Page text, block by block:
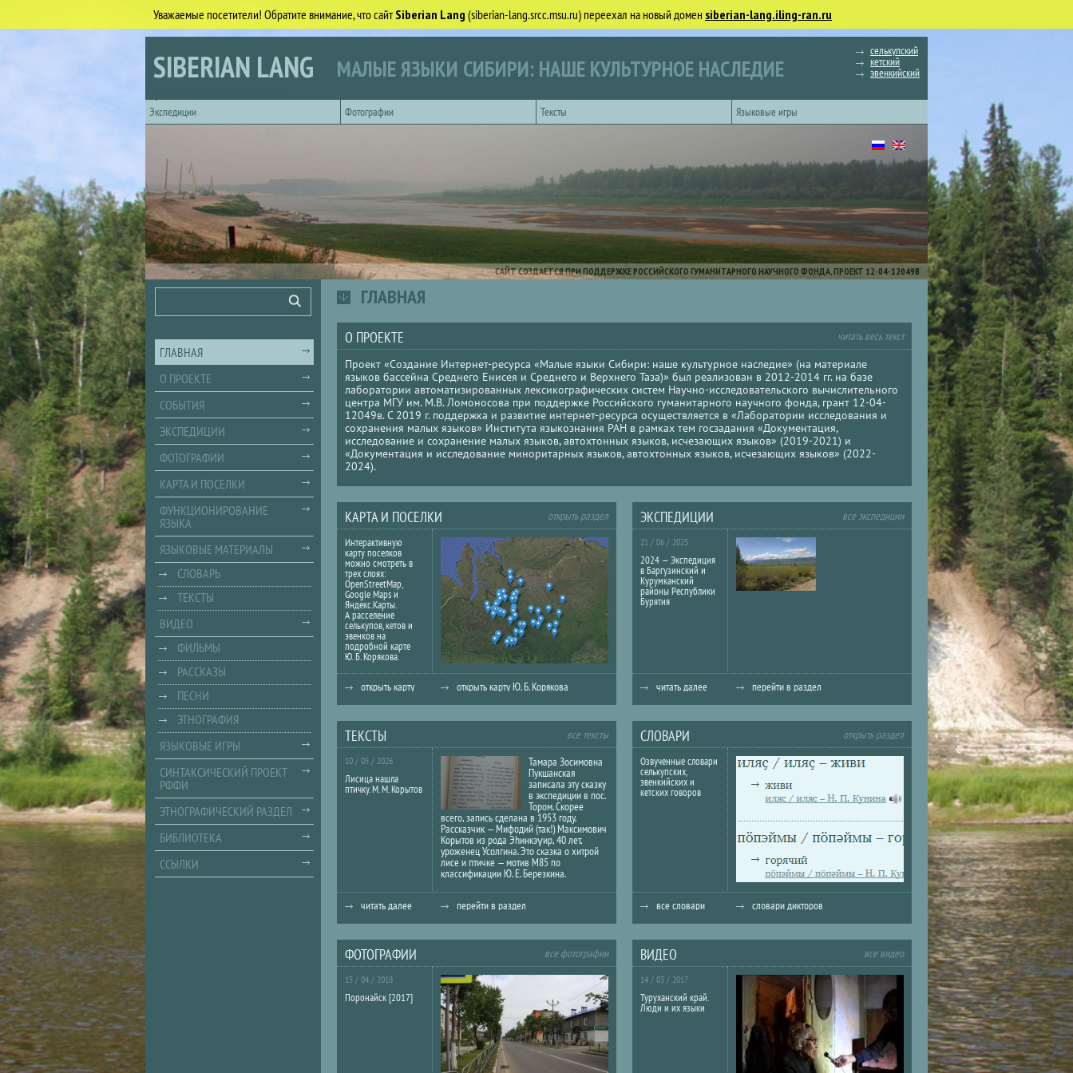
Уважаемые посетители! Обратите внимание, что сайтSiberian Lang (siberian-lang.srcc.msu.ru) переехал на новый домен siberian-lang.iling-ran.ru
SIBERIAN LANG МАЛЫЕ ЯЗЫКИ СИБИРИ: НАШЕ КУЛЬТУРНОЕ НАСЛЕДИЕ
селькупский
кетский
эвенкийский
Экспедиции
Фотографии Тексты Языковые игры
САЙТ СОЗДАЕТСЯ ПРИ ПОДДЕРЖКЕ РОССИЙСКОГО ГУМАНИТАРНОГО НАУЧНОГО ФОНДА, ПРОЕКТ 12-04-12049В
ГЛАВНАЯ
О ПРОЕКТЕ
читать весь текст
Проект «Создание Интернет-ресурса «Малые языки Сибири: наше культурное наследие» (на материале
языков бассейна Среднего Енисея и Среднего и Верхнего Таза)» был реализован в 2012-2014 гг. на базе
лаборатории автоматизированных лексикографических систем Научно-исследовательского вычислительного
центра МГУ им. М.В. Ломоносова при поддержке Российского гуманитарного научного фонда, грант 12-04-
12049в. С 2019 г. поддержка и развитие интернет-ресурса осуществляется в «Лаборатории исследования и
сохранения малых языков» Института языкознания РАН в рамках тем госзадания «Документация,
исследование и сохранение малых языков, автохтонных языков, исчезающих языков» (2019-2021) и
«Документация и исследование миноритарных языков, автохтонных языков, исчезающих языков» (2022-
2024).
КАРТА И ПОСЕЛКИ открыть раздел
Интерактивную
карту поселков
можно смотреть в
трех слоях:
OpenStreetMap,
Google Maps и
Яндекс.Карты.
А расселение
селькупов, кетов и
эвенков на
подробной карте
Ю. Б. Корякова.
открыть карту открыть карту Ю. Б. Корякова
ЭКСПЕДИЦИИ все экспедиции
21 / 06 / 2025
2024 — Экспедиция
в Баргузинский и
Курумканский
районы Республики
Бурятия
читать далее перейти в раздел
ТЕКСТЫ все тексты
10 / 05 / 2026
Лисица нашла
птичку. М. М. Корытов
Тамара Зосимовна
Пукшанская
записала эту сказку
в экспедиции в пос.
Тором. Скорее
всего, запись сделана в 1953 году.
Рассказчик — Мифодий (так!) Максимович
Корытов из рода Эhинкэγир, 40 лет,
уроженец Усолгина. Это сказка о хитрой
лисе и птичке — мотив M85 по
классификации Ю. Е. Березкина.
читать далее перейти в раздел
СЛОВАРИ открыть раздел
Озвученные словари
селькупских,
эвенкийских и
кетских говоров
все словари словари дикторов
ФОТОГРАФИИ все фотографии
15 / 04 / 2018
Поронайск [2017]
ВИДЕО все видео
14 / 03 / 2017
Туруханский край.
Люди и их языки
Поиск
ГЛАВНАЯ
О ПРОЕКТЕ
СОБЫТИЯ
ЭКСПЕДИЦИИ
ФОТОГРАФИИ
КАРТА И ПОСЕЛКИ
ФУНКЦИОНИРОВАНИЕ
ЯЗЫКА
ЯЗЫКОВЫЕ МАТЕРИАЛЫ
СЛОВАРЬ
ТЕКСТЫ
ВИДЕО
ФИЛЬМЫ
РАССКАЗЫ
ПЕСНИ
ЭТНОГРАФИЯ
ЯЗЫКОВЫЕ ИГРЫ
СИНТАКСИЧЕСКИЙ ПРОЕКТ
РФФИ
ЭТНОГРАФИЧЕСКИЙ РАЗДЕЛ
БИБЛИОТЕКА
ССЫЛКИ